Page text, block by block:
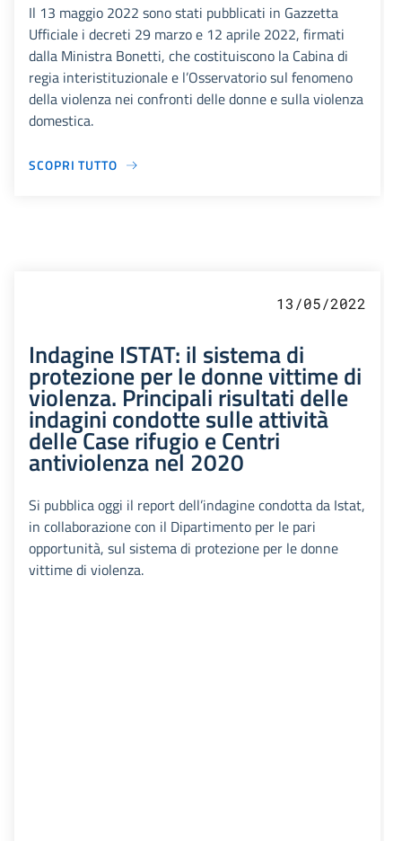
Il 13 maggio 2022 sono stati pubblicati in Gazzetta
Ufficiale i decreti 29 marzo e 12 aprile 2022, firmati
dalla Ministra Bonetti, che costituiscono la Cabina di
regia interistituzionale e l’Osservatorio sul fenomeno
della violenza nei confronti delle donne e sulla violenza
domestica.
SCOPRI TUTTO
13/05/2022
Indagine ISTAT: il sistema di
protezione per le donne vittime di
violenza. Principali risultati delle
indagini condotte sulle attività
delle Case rifugio e Centri
antiviolenza nel 2020
Si pubblica oggi il report dell’indagine condotta da Istat,
in collaborazione con il Dipartimento per le pari
opportunità, sul sistema di protezione per le donne
vittime di violenza.